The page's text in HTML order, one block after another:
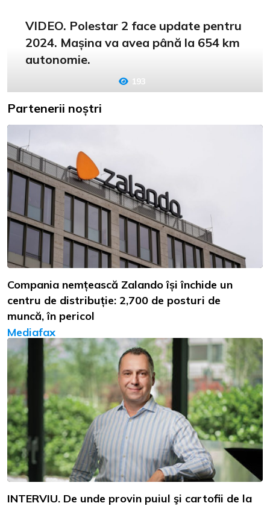
VIDEO. Polestar 2 face update pentru
2024. Mașina va avea până la 654 km
autonomie.
193
Partenerii noștri
Compania nemțească Zalando își închide un
centru de distribuție: 2,700 de posturi de
muncă, în pericol
Mediafax
INTERVIU. De unde provin puiul şi cartofii de la